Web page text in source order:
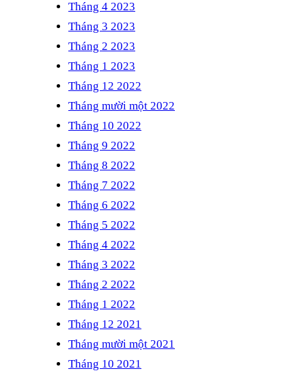
Tháng 4 2023
Tháng 3 2023
Tháng 2 2023
Tháng 1 2023
Tháng 12 2022
Tháng mười một 2022
Tháng 10 2022
Tháng 9 2022
Tháng 8 2022
Tháng 7 2022
Tháng 6 2022
Tháng 5 2022
Tháng 4 2022
Tháng 3 2022
Tháng 2 2022
Tháng 1 2022
Tháng 12 2021
Tháng mười một 2021
Tháng 10 2021